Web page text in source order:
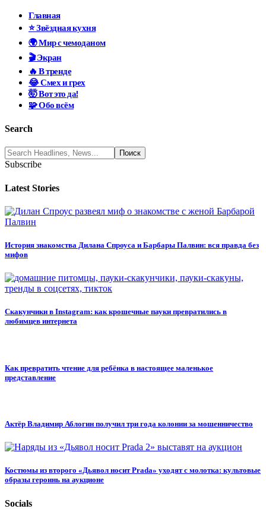
Главная
⭐ Звёздная кухня
🌍 Мир с чемоданом
🎬 Экран
🔥 В тренде
😂 Смех и грех
🤯 Вот это да!
🧩 Обо всём
Search
Subscribe
Latest Stories
История знакомства Дилана Спроуса и Барбары Палвин: вся правда без
мифов
Скакунчики в Instagram: как крошечные пауки превратились в
любимцев интернета
Как превратить чтение для ребёнка в настоящее маленькое
представление
Актёр Владимир Аблогин получил три года колонии за мошенничество
Костюмы из второго «Дьявол носит Prada» уходят с молотка: культовые
образы героинь на аукционе
Socials